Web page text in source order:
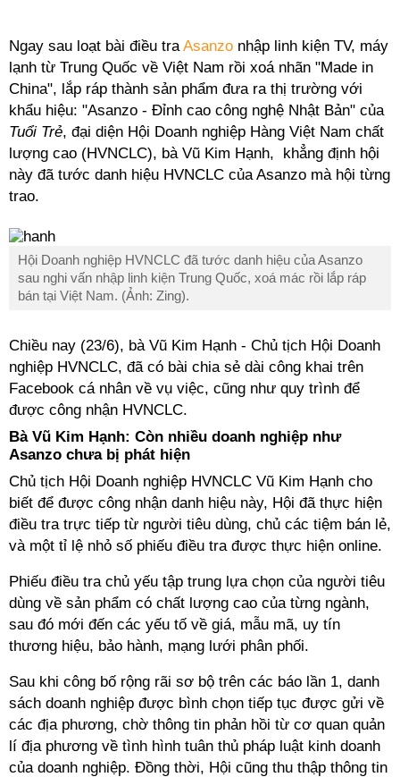
Ngay sau loạt bài điều traAsanzo nhập linh kiện TV, máy
lạnh từ Trung Quốc về Việt Nam rồi xoá nhãn "Made in
China", lắp ráp thành sản phẩm đưa ra thị trường với
khẩu hiệu: "Asanzo - Đỉnh cao công nghệ Nhật Bản" của
Tuổi Trẻ, đại diện Hội Doanh nghiệp Hàng Việt Nam chất
lượng cao (HVNCLC), bà Vũ Kim Hạnh, khẳng định hội
này đã tước danh hiệu HVNCLC của Asanzo mà hội từng
trao.
Hội Doanh nghiệp HVNCLC đã tước danh hiệu của Asanzo
sau nghi vấn nhập linh kiện Trung Quốc, xoá mác rồi lắp ráp
bán tại Việt Nam. (Ảnh: Zing).
Chiều nay (23/6), bà Vũ Kim Hạnh - Chủ tịch Hội Doanh
nghiệp HVNCLC, đã có bài chia sẻ dài công khai trên
Facebook cá nhân về vụ việc, cũng như quy trình để
được công nhận HVNCLC.
Bà Vũ Kim Hạnh: Còn nhiều doanh nghiệp như
Asanzo chưa bị phát hiện
Chủ tịch Hội Doanh nghiệp HVNCLC Vũ Kim Hạnh cho
biết để được công nhận danh hiệu này, Hội đã thực hiện
điều tra trực tiếp từ người tiêu dùng, chủ các tiệm bán lẻ,
và một tỉ lệ nhỏ số phiếu điều tra được thực hiện online.
Phiếu điều tra chủ yếu tập trung lựa chọn của người tiêu
dùng về sản phẩm có chất lượng cao của từng ngành,
sau đó mới đến các yếu tố về giá, mẫu mã, uy tín
thương hiệu, bảo hành, mạng lưới phân phối.
Sau khi công bố rộng rãi sơ bộ trên các báo lần 1, danh
sách doanh nghiệp được bình chọn tiếp tục được gửi về
các địa phương, chờ thông tin phản hồi từ cơ quan quản
lí địa phương về tình hình tuân thủ pháp luật kinh doanh
của doanh nghiệp. Đồng thời, Hội cũng thu thập thông tin